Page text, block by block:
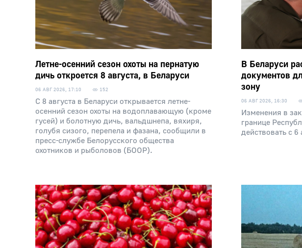
Летне-осенний сезон охоты на пернатую
дичь откроется 8 августа, в Беларуси
06 АВГ 2026, 17:10 152
С 8 августа в Беларуси открывается летне-
осенний сезон охоты на водоплавающую (кроме
гусей) и болотную дичь, вальдшнепа, вяхиря,
голубя сизого, перепела и фазана, сообщили в
пресс-службе Белорусского общества
охотников и рыболовов (БООР).
В Беларуси
документов
зону
06 АВГ 2026, 16:30
Изменения в
границе
действовать с 6